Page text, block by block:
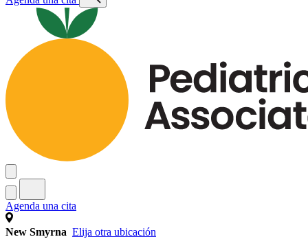
Agenda una cita
New Smyrna Elija otra ubicación